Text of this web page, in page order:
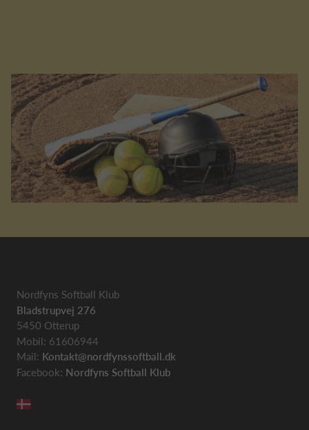
Nordfyns Softball Klub
Bladstrupvej 276
5450 Otterup
Mobil: 61606944
Mail: Kontakt@nordfynssoftball.dk
Facebook: Nordfyns Softball Klub